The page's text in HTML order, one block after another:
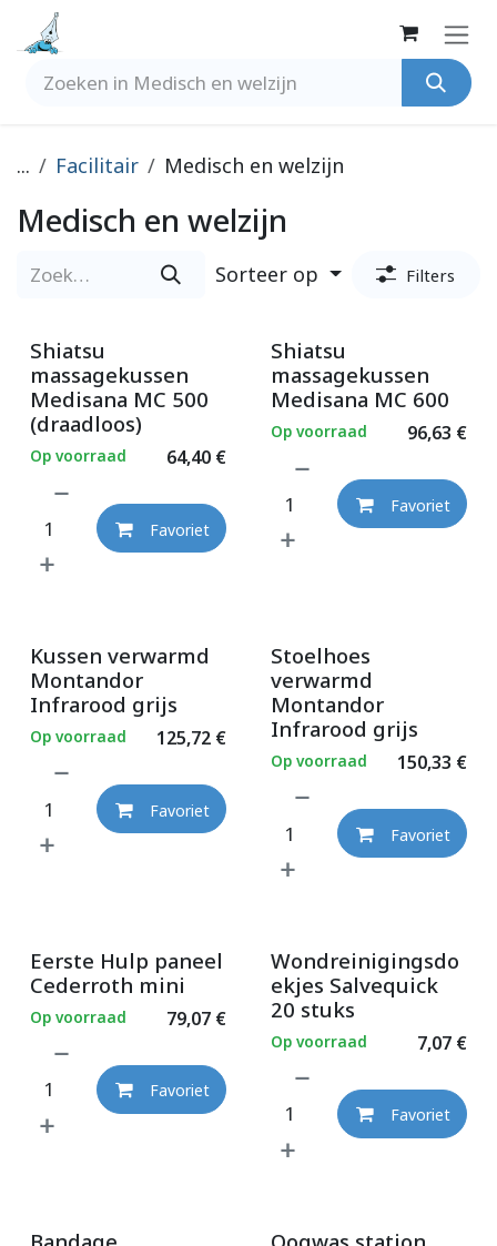
Overslaan naar inhoud
... Facilitair Medisch en welzijn
Medisch en welzijn
Sorteer op Filters
Shiatsu
massagekussen
Medisana MC 500
(draadloos)
64,40€
Op voorraad
Favoriet
Shiatsu
massagekussen
Medisana MC 600
96,63 €
Op voorraad
Favoriet
Kussen verwarmd
Montandor
Infrarood grijs
125,72€
Op voorraad
Favoriet
Stoelhoes
verwarmd
Montandor
Infrarood grijs
150,33 €
Op voorraad
Favoriet
Eerste Hulp paneel
Cederroth mini
79,07€
Op voorraad
Favoriet
Wondreinigingsdo
ekjes Salvequick
20 stuks
7,07€
Op voorraad
Favoriet